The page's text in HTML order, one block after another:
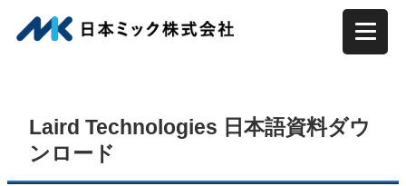
容
Laird Technologies 日本語資料ダウ
ンロード